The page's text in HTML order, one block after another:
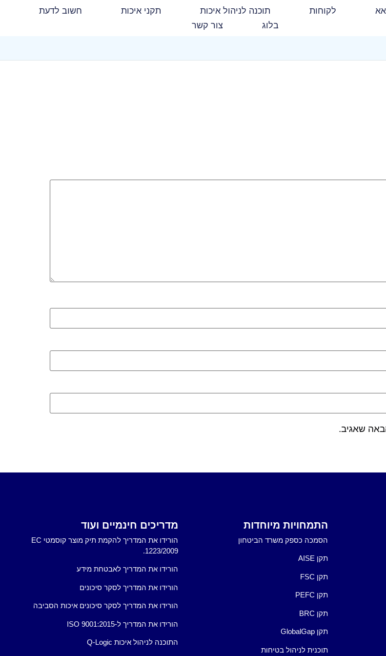
לקוחות תוכנה לניהול איכות תקני איכות
חשוב לדעת
בלוג
צור קשר
שאגיב.
התמחויות מיוחדות
הסמכה כספק משרד הביטחון
תקן AISE
תקן FSC
תקן PEFC
תקן BRC
תקן GlobalGap
תוכנית לניהול בטיחות
מדריכים חינמיים ועוד
הורידו את המדריך להקמת תיק מוצר קוסמטי EC
1223/2009.
הורידו את המדריך לאבטחת מידע
הורידו את המדריך לסקר סיכונים
הורידו את המדריך לסקר סיכונים איכות הסביבה
הורידו את המדריך ל-ISO 9001:2015
התוכנה לניהול איכות Q-Logic